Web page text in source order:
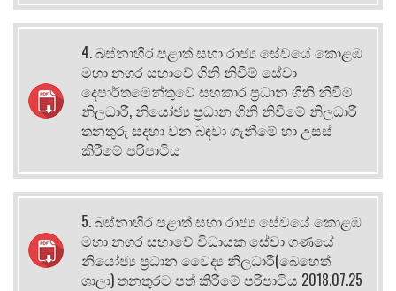
4. බස්නාහිර පළාත් සභා රාජ්‍ය සේවයේ කොළඹ
මහා නගර සභාවේ ගිනි නිවීම් සේවා
දෙපාර්තමේන්තුවේ සහකාර ප්‍රධාන ගිනි නිවීම්
නිලධාරී, නියෝජ්‍ය ප්‍රධාන ගිනි නිවීමේ නිලධාරී
තනතුරු සදහා වන බඳවා ගැනීමේ හා උසස්
කිරීමේ පරිපාටිය
5. බස්නාහිර පළාත් සභා රාජ්‍ය සේවයේ කොළඹ
මහා නගර සභාවේ විධායක සේවා ගණයේ
නියෝජ්‍ය ප්‍රධාන වෛද්‍ය නිලධාරී(බෙහෙත්
ශාලා) තනතුරට පත් කිරීමේ පරිපාටිය 2018.07.25